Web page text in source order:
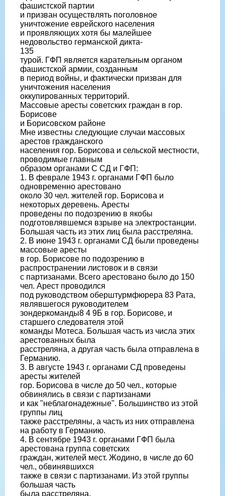
фашистской партии
и призван осуществлять поголовное
уничтожение еврейского населения
и проявляющих хотя бы малейшее
недовольство германской дикта-
135
турой. ГФП является карательным органом
фашистской армии, созданным
в период войны, и фактически призван для
уничтожения населения
оккупированных территорий.
Массовые аресты советских граждан в гор.
Борисове
и Борисовском районе
Мне известны следующие случаи массовых
арестов гражданского
населения гор. Борисова и сельской местности,
проводимые главным
образом органами С СД и ГФП:
1. В феврале 1943 г. органами ГФП было
одновременно арестовано
около 30 чел. жителей гор. Борисова и
некоторых деревень. Аресты
проведены по подозрению в якобы
подготовлявшемся взрыве на электростанции.
Большая часть из этих лиц была расстреляна.
2. В июне 1943 г. органами СД были проведены
массовые аресты
в гор. Борисове по подозрению в
распространении листовок и в связи
с партизанами. Всего арестовано было до 150
чел. Арест проводился
под руководством оберштурмфюрера 83 Рата,
являвшегося руководителем
зондеркоманды8 4 9Б в гор. Борисове, и
старшего следователя этой
команды Мотеса. Большая часть из числа этих
арестованных была
расстреляна, а другая часть была отправлена в
Германию.
3. В августе 1943 г. органами СД проведены
аресты жителей
гор. Борисова в числе до 50 чел., которые
обвинялись в связи с партизанами
и как "неблагонадежные". Большинство из этой
группы лиц
также расстреляны, а часть из них отправлена
на работу в Германию.
4. В сентябре 1943 г. органами ГФП была
арестована группа советских
граждан, жителей мест. Жодино, в числе до 60
чел., обвинявшихся
также в связи с партизанами. Из этой группы
большая часть
была расстреляна.